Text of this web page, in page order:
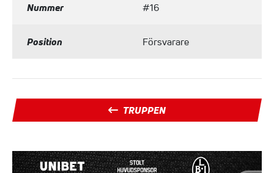
Nummer #16
Position Försvarare
TRUPPEN